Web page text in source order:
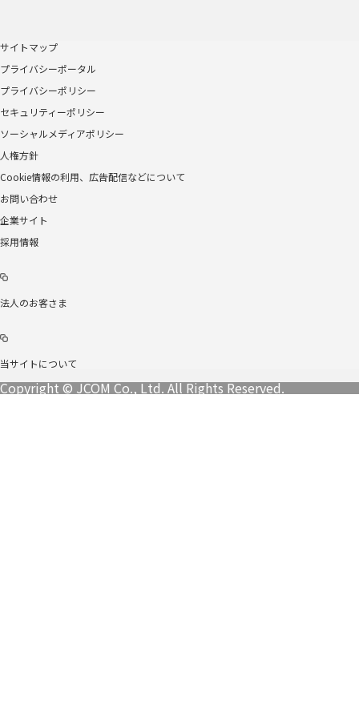
サイトマップ
プライバシーポータル
プライバシーポリシー
セキュリティーポリシー
ソーシャルメディアポリシー
人権方針
Cookie情報の利用、広告配信などについて
お問い合わせ
企業サイト
採用情報
法人のお客さま
当サイトについて
Copyright © JCOM Co., Ltd. All Rights Reserved.